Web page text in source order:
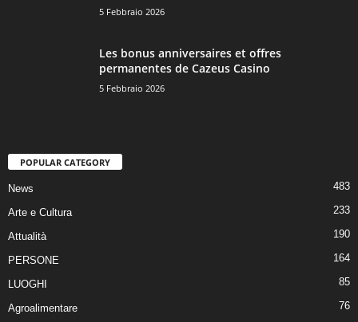
5 Febbraio 2026
Les bonus anniversaires et offres
permanentes de Cazeus Casino
5 Febbraio 2026
POPULAR CATEGORY
News 483
Arte e Cultura 233
Attualità 190
PERSONE 164
LUOGHI 85
Agroalimentare 76